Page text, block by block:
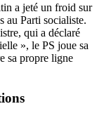
a jeté un froid sur
au Parti socialiste.
qui a déclaré
», le PS joue sa
sa propre ligne